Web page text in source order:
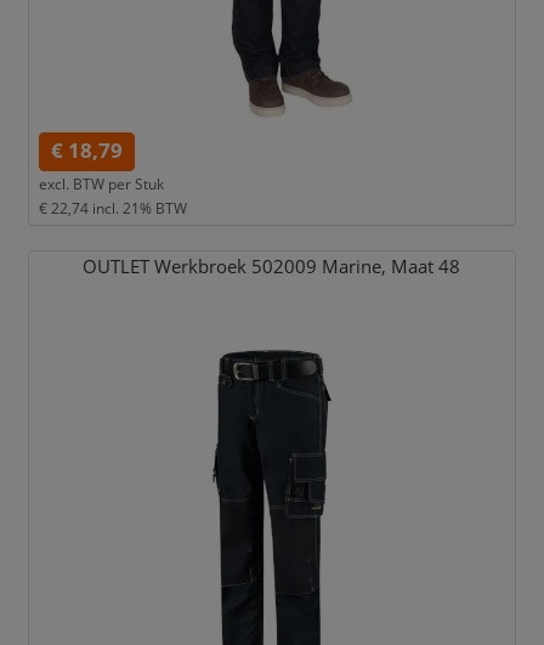
€ 18,79
excl. BTW per Stuk
€ 22,74 incl. 21% BTW
OUTLET Werkbroek 502009 Marine, Maat 48